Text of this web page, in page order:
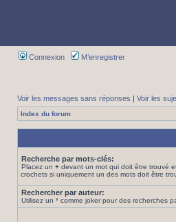
Connexion M’enregistrer
Voir les messages sans réponses | Voir les
Index du forum
Recherche par mots-clés:
Placez un + devant un mot qui doit être trouvé
crochets si uniquement un des mots doit être
Rechercher par auteur:
Utilisez un * comme joker pour des recherches